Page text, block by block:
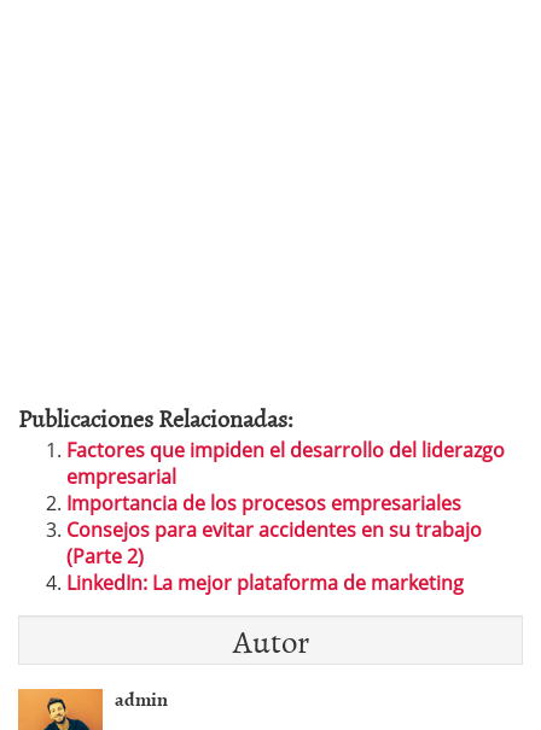
Publicaciones Relacionadas:
Factores que impiden el desarrollo del liderazgo
empresarial
Importancia de los procesos empresariales
Consejos para evitar accidentes en su trabajo
(Parte 2)
LinkedIn: La mejor plataforma de marketing
Autor
admin